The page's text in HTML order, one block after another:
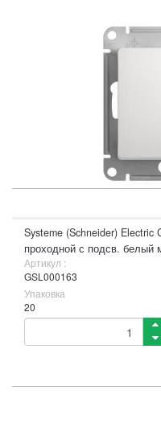
Systeme (Schneider)
проходной с подсв. белый
Артикул :
GSL000163
Упаковка
20